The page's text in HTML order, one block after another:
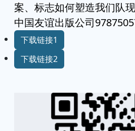
案、标志如何塑造我们队
中国友谊出版公司
下载链接1
下载链接2